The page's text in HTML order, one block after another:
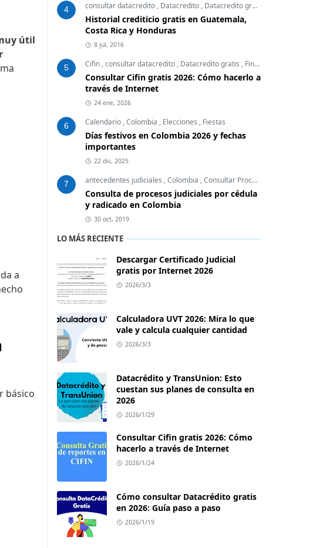
útil
a
básico
4 consultar datacredito , Datacredito , Datacredito gratis
Historial crediticio gratis en Guatemala,
Costa Rica y Honduras
8 jul, 2016
5 Cifin ,consultar datacredito , Datacredito gratis , Finanzas Personales
Consultar Cifin gratis 2026: Cómo hacerlo a
través de Internet
24 ene, 2026
6 Calendario ,Colombia , Elecciones , Fiestas
Días festivos en Colombia 2026 y fechas
importantes
22 dic, 2025
7 antecedentes judiciales ,Colombia ,Consultar Procesos Judiciales
Consulta de procesos judiciales por cédula
y radicado en Colombia
30 oct, 2019
LO MÁS RECIENTE
Descargar Certificado Judicial
gratis por Internet 2026
2026/3/3
Calculadora UVT 2026: Mira lo que
vale y calcula cualquier cantidad
2026/3/3
Datacrédito y TransUnion: Esto
cuestan sus planes de consulta en
2026
2026/1/29
Consultar Cifin gratis 2026: Cómo
hacerlo a través de Internet
2026/1/24
Cómo consultar Datacrédito gratis
en 2026: Guía paso a paso
2026/1/19